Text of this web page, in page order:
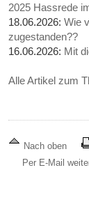
2025 Hassrede
18.06.2026:Wie
zugestanden??
16.06.2026: Mit
Alle Artikel zum
Nach oben
Per E-Mail